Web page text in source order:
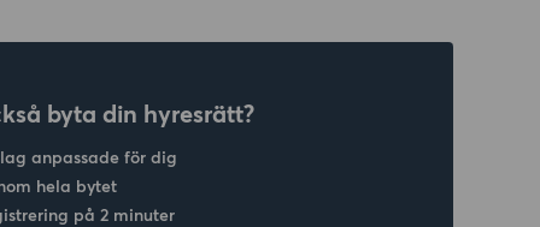
byta din hyresrätt?
anpassade för dig
hela bytet
på 2 minuter